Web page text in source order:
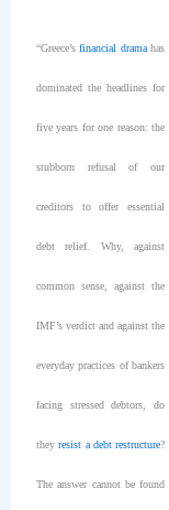
“Greece’sfinancial dramahas
dominated the headlines for
five years for one reason: the
stubborn refusal of our
creditors to offer essential
debt relief. Why, against
common sense, against the
IMF’s verdict and against the
everyday practices of bankers
facing stressed debtors, do
theyresist a debt restructure?
The answer cannot be found